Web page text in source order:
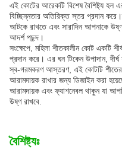
এই কোটের আরেকটি বিশেষ বৈশিষ্ট্য
বিচ্ছিন্নতার অতিরিক্ত স্তর প্রদান
আটকে রাখতে এবং সারাদিন আপনাকে
আদর্শ পছন্দ।
সংক্ষেপে, মহিলা শীতকালীন কোট একটি
প্রদান করে। এর ঘন টিকেন উপাদান, দীর্ঘ
স্ব-গরমকরণ আস্তরণ, এই কোটটি
আরামদায়ক রাখার জন্য ডিজাইন করা
আরামদায়ক এবং ফ্যাশনেবল থাকুন যা
উষ্ণ রাখবে.
বৈশিষ্ট্যঃ